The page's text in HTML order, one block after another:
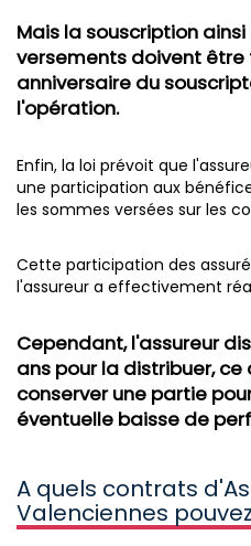
Mais la souscription
versements doivent
anniversaire du
l'opération.
Enfin, la loi prévoit que
une participation aux
les sommes versées sur les
Cette participation des
l'assureur a effectivement
Cependant, l'assureur
ans pour la distribuer,
conserver une partie
éventuelle baisse de
A quels contrats
Valenciennes